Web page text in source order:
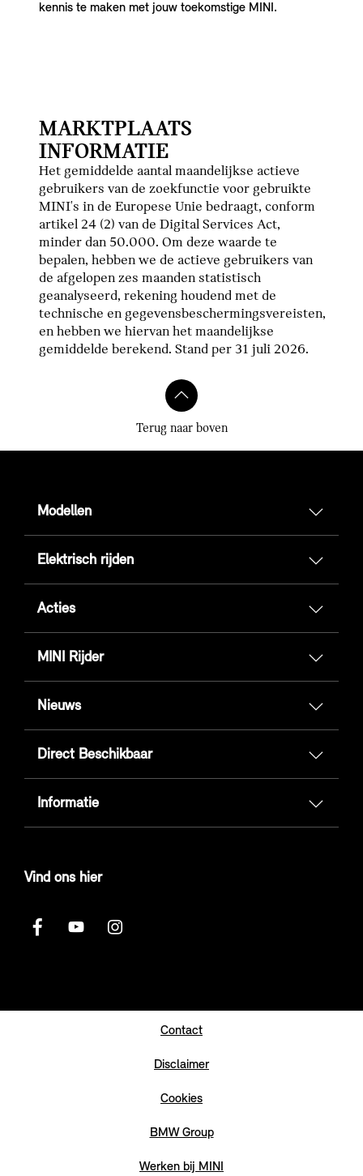
kennis te maken met jouw toekomstige MINI.
MARKTPLAATS
INFORMATIE
Het gemiddelde aantal maandelijkse actieve
gebruikers van de zoekfunctie voor gebruikte
MINI's in de Europese Unie bedraagt, conform
artikel 24 (2) van de Digital Services Act,
minder dan 50.000. Om deze waarde te
bepalen, hebben we de actieve gebruikers van
de afgelopen zes maanden statistisch
geanalyseerd, rekening houdend met de
technische en gegevensbeschermingsvereisten,
en hebben we hiervan het maandelijkse
gemiddelde berekend. Stand per 31 juli 2026.
Terug naar boven
Modellen
Elektrisch rijden
Acties
MINI Rijder
Nieuws
Direct Beschikbaar
Informatie
Vind ons hier
Contact
Disclaimer
Cookies
BMW Group
Werken bij MINI